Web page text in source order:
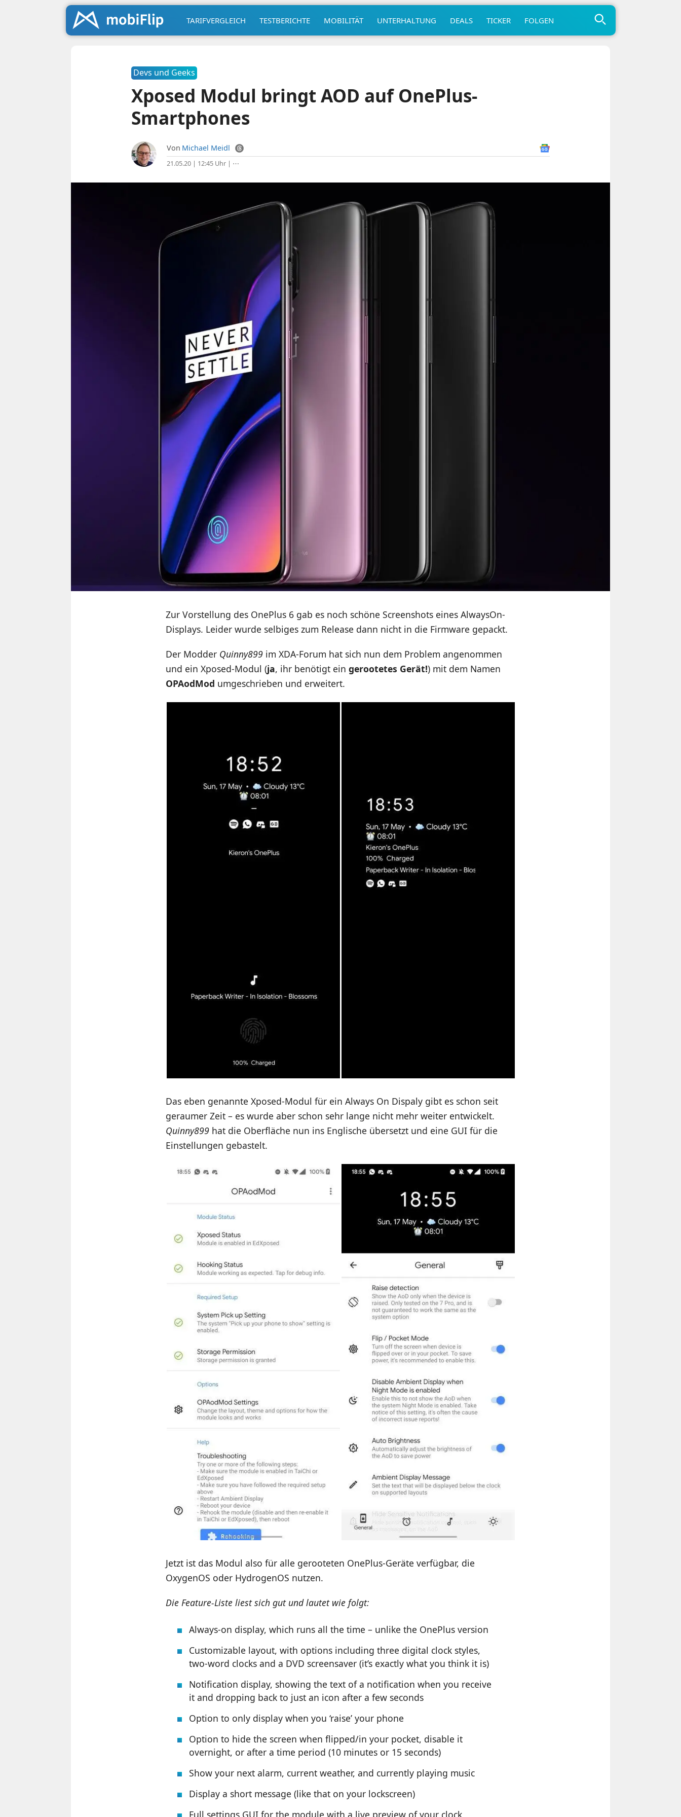
TARIFVERGLEICH TESTBERICHTE MOBILITÄT UNTERHALTUNG DEALS TICKER FOLGEN
Devs und Geeks
Xposed Modul bringt AOD auf OnePlus-
Smartphones
Von Michael Meidl
21.05.20 | 12:45 Uhr| ⋯
Zur Vorstellung des OnePlus 6 gab es noch schöne Screenshots eines AlwaysOn-
Displays. Leider wurde selbiges zum Release dann nicht in die Firmware gepackt.
Der Modder Quinny899im XDA-Forum hat sich nun dem Problem angenommen
und ein Xposed-Modul (ja, ihr benötigt ein gerootetes Gerät!) mit dem Namen
OPAodMod umgeschrieben und erweitert.
Das eben genannte Xposed-Modul für ein Always On Dispaly gibt es schon seit
geraumer Zeit – es wurde aber schon sehr lange nicht mehr weiter entwickelt.
Quinny899hat die Oberfläche nun ins Englische übersetzt und eine GUI für die
Einstellungen gebastelt.
Jetzt ist das Modul also für alle gerooteten OnePlus-Geräte verfügbar, die
OxygenOS oder HydrogenOS nutzen.
Die Feature-Liste liest sich gut und lautet wie folgt:
Always-on display, which runs all the time – unlike the OnePlus version
Customizable layout, with options including three digital clock styles,
two-word clocks and a DVD screensaver (it’s exactly what you think it is)
Notification display, showing the text of a notification when you receive
it and dropping back to just an icon after a few seconds
Option to only display when you ‘raise’ your phone
Option to hide the screen when flipped/in your pocket, disable it
overnight, or after a time period (10 minutes or 15 seconds)
Show your next alarm, current weather, and currently playing music
Display a short message (like that on your lockscreen)